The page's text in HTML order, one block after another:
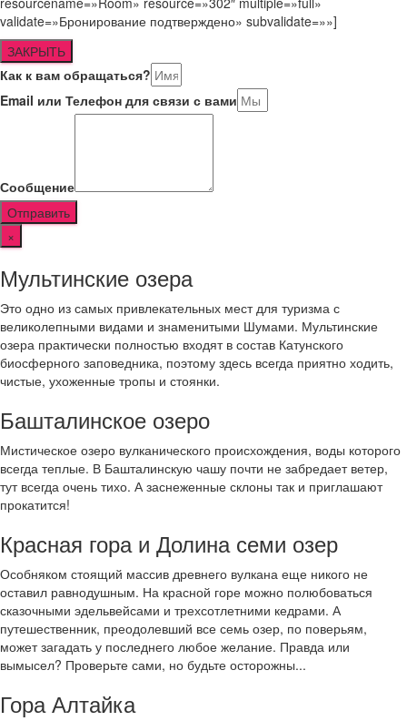
validate=»Бронирование подтверждено» subvalidate=»»]
ЗАКРЫТЬ
Как к вам обращаться?
Email или Телефон для связи с вами
Сообщение
Отправить
×
Мультинские озера
Это одно из самых привлекательных мест для туризма с
великолепными видами и знаменитыми Шумами. Мультинские
озера практически полностью входят в состав Катунского
биосферного заповедника, поэтому здесь всегда приятно ходить,
чистые, ухоженные тропы и стоянки.
Башталинское озеро
Мистическое озеро вулканического происхождения, воды которого
всегда теплые. В Башталинскую чашу почти не забредает ветер,
тут всегда очень тихо. А заснеженные склоны так и приглашают
прокатится!
Красная гора и Долина семи озер
Особняком стоящий массив древнего вулкана еще никого не
оставил равнодушным. На красной горе можно полюбоваться
сказочными эдельвейсами и трехсотлетними кедрами. А
путешественник, преодолевший все семь озер, по поверьям,
может загадать у последнего любое желание. Правда или
вымысел? Проверьте сами, но будьте осторожны...
Гора Алтайка